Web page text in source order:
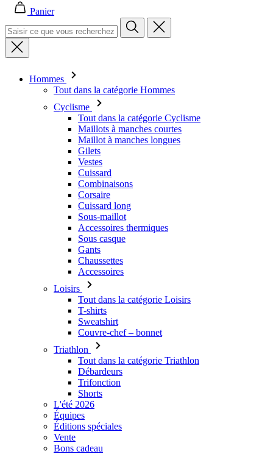
Panier
Hommes
Tout dans la catégorie Hommes
Cyclisme
Tout dans la catégorie Cyclisme
Maillots à manches courtes
Maillot à manches longues
Gilets
Vestes
Cuissard
Combinaisons
Corsaire
Cuissard long
Sous-maillot
Accessoires thermiques
Sous casque
Gants
Chaussettes
Accessoires
Loisirs
Tout dans la catégorie Loisirs
T-shirts
Sweatshirt
Couvre-chef – bonnet
Triathlon
Tout dans la catégorie Triathlon
Débardeurs
Trifonction
Shorts
L'été 2026
Équipes
Éditions spéciales
Vente
Bons cadeau